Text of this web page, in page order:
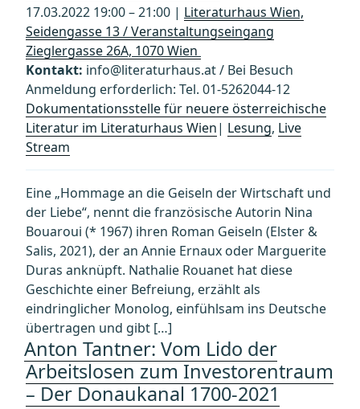
17.03.2022 19:00 – 21:00 | Literaturhaus Wien,
Seidengasse 13 / Veranstaltungseingang
Zieglergasse 26A, 1070 Wien
Kontakt: info@literaturhaus.at / Bei Besuch
Anmeldung erforderlich: Tel. 01-5262044-12
Dokumentationsstelle für neuere österreichische
Literatur im Literaturhaus Wien| Lesung, Live
Stream
Eine „Hommage an die Geiseln der Wirtschaft und
der Liebe“, nennt die französische Autorin Nina
Bouaroui (* 1967) ihren Roman Geiseln (Elster &
Salis, 2021), der an Annie Ernaux oder Marguerite
Duras anknüpft. Nathalie Rouanet hat diese
Geschichte einer Befreiung, erzählt als
eindringlicher Monolog, einfühlsam ins Deutsche
übertragen und gibt […]
Anton Tantner: Vom Lido der
Arbeitslosen zum Investorentraum
– Der Donaukanal 1700-2021